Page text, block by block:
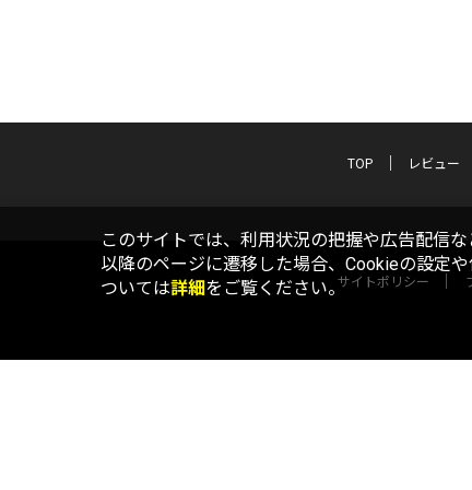
TOP レビュー
サイトポリシー
このサイトでは、利用状況の把握や広告配信
以降のページに遷移した場合、Cookieの設定
ついては詳細をご覧ください。